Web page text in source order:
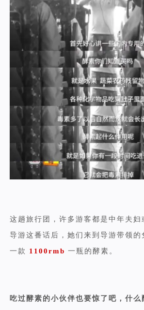
这趟旅行团，许多游客都是中年夫妇
导游这番话后，她们来到导游带领的
一款 1100rmb 一瓶的酵素。
吃过酵素的小伙伴也要惊了吧，什么